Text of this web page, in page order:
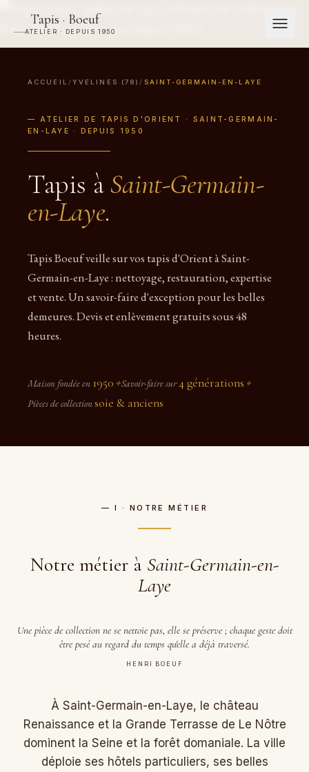
Tapis · Boeuf
ATELIER · DEPUIS 1950
ACCUEIL / YVELINES (78) / SAINT-GERMAIN-EN-LAYE
— ATELIER DE TAPIS D'ORIENT · SAINT-GERMAIN-
EN-LAYE · DEPUIS 1950
Tapis à Saint-Germain-
en-Laye.
Tapis Boeuf veille sur vos tapis d'Orient à Saint-
Germain-en-Laye : nettoyage, restauration, expertise
et vente. Un savoir-faire d'exception pour les belles
demeures. Devis et enlèvement gratuits sous 48
heures.
Maison fondée en 1950 ✦Savoir-faire sur4 générations ✦
Pièces de collectionsoie & anciens
— I · NOTRE MÉTIER
Notre métier à Saint-Germain-en-
Laye
Une pièce de collection ne se nettoie pas, elle se préserve ; chaque geste doit
être pesé au regard du temps qu'elle a déjà traversé.
HENRI BOEUF
À Saint-Germain-en-Laye, le château
Renaissance et la Grande Terrasse de Le Nôtre
dominent la Seine et la forêt domaniale. La ville
déploie ses hôtels particuliers, ses belles